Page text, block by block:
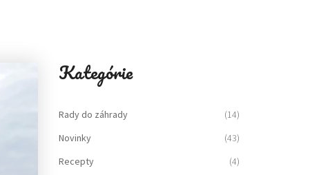
Kategórie
Rady do záhrady
(14)
Novinky
(43)
Recepty
(4)